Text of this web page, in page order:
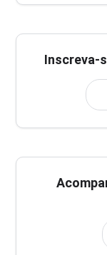
Inscreva-